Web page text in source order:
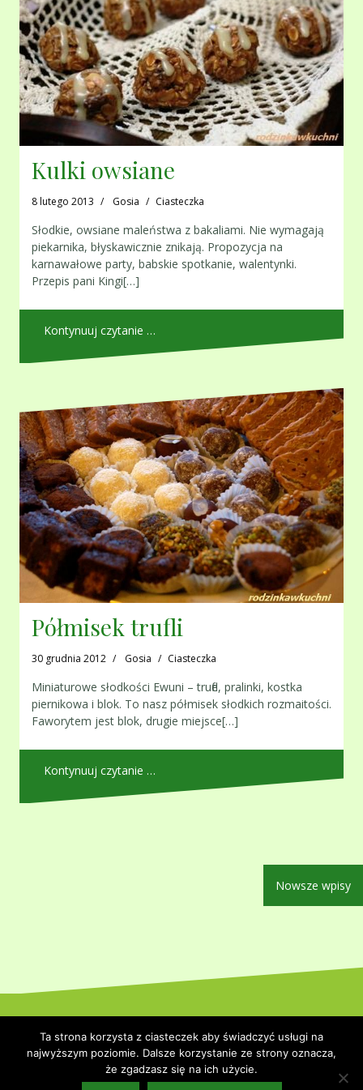
Kulki owsiane
8 lutego 2013 Gosia Ciasteczka
Słodkie, owsiane maleństwa z bakaliami. Nie wymagają
piekarnika, błyskawicznie znikają. Propozycja na
karnawałowe party, babskie spotkanie, walentynki.
Przepis pani Kingi[…]
Kontynuuj czytanie …
Półmisek trufli
30 grudnia 2012 Gosia Ciasteczka
Miniaturowe słodkości Ewuni – trufle, pralinki, kostka
piernikowa i blok. To nasz półmisek słodkich rozmaitości.
Faworytem jest blok, drugie miejsce[…]
Kontynuuj czytanie …
Nowsze wpisy
Themeisle.
Strona główna Polityka prywatności
Ta strona korzysta z ciasteczek aby świadczyć usługi na
najwyższym poziomie. Dalsze korzystanie ze strony oznacza,
że zgadzasz się na ich użycie.